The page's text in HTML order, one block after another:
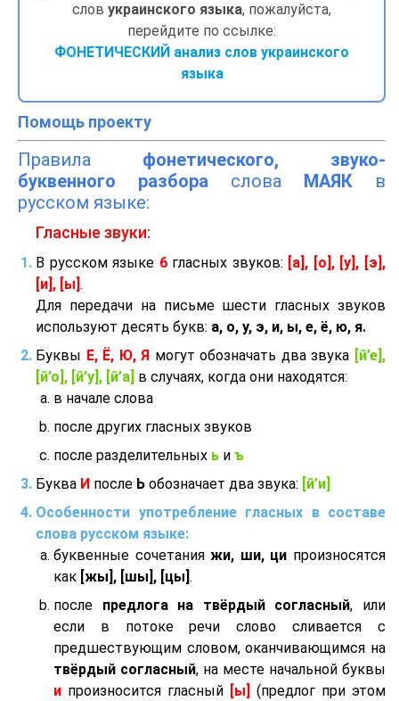
слов украинского языка, пожалуйста,
перейдите по ссылке:
ФОНЕТИЧЕСКИЙ анализ слов украинского
языка
Помощь проекту
Правила фонетического, звуко-
буквенного разбора слова МАЯК в
русском языке:
Гласные звуки:
В русском языке 6гласных звуков:
[а], [о], [у], [э],
[и], [ы] .
Для передачи на письме шести гласных звуков
используют десять букв: а, о, у, э, и, ы, е, ё, ю, я.
Буквы Е, Ё, Ю, Я могут обозначать два звука
[й’е],
[й’о], [й’у], [й’а] в случаях, когда они находятся:
в начале слова
после других гласных звуков
после разделительных ь и ъ
Буква И после Ь обозначает два звука: [й’и]
Особенности употребление гласных в составе
слова русском языке:
буквенные сочетанияжи, ши, ци произносятся
как [жы], [шы], [цы] .
после предлога на твёрдый согласный, или
если в потоке речи слово сливается с
предшествующим словом, оканчивающимся на
твёрдый согласный, на месте начальной буквы
и произносится гласный [ы]
(предлог при этом